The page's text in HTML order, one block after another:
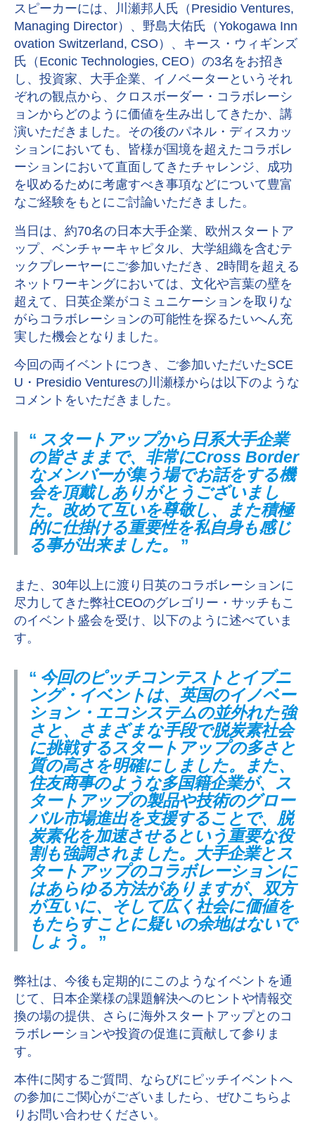
スピーカーには、川瀬邦人氏（Presidio Ventures,
Managing Director）、野島大佑氏（Yokogawa Inn
ovation Switzerland, CSO）、キース・ウィギンズ
氏（Econic Technologies, CEO）の3名をお招き
し、投資家、大手企業、イノベーターというそれ
ぞれの観点から、クロスボーダー・コラボレーシ
ョンからどのように価値を生み出してきたか、講
演いただきました。その後のパネル・ディスカッ
ションにおいても、皆様が国境を超えたコラボレ
ーションにおいて直面してきたチャレンジ、成功
を収めるために考慮すべき事項などについて豊富
なご経験をもとにご討論いただきました。
当日は、約70名の日本大手企業、欧州スタートア
ップ、ベンチャーキャピタル、大学組織を含むテ
ックプレーヤーにご参加いただき、2時間を超える
ネットワーキングにおいては、文化や言葉の壁を
超えて、日英企業がコミュニケーションを取りな
がらコラボレーションの可能性を探るたいへん充
実した機会となりました。
今回の両イベントにつき、ご参加いただいたSCE
U・Presidio Venturesの川瀬様からは以下のような
コメントをいただきました。
スタートアップから日系大手企業
の皆さままで、非常にCross Border
なメンバーが集う場でお話をする機
会を頂戴しありがとうございまし
た。改めて互いを尊敬し、また積極
的に仕掛ける重要性を私自身も感じ
る事が出来ました。
また、30年以上に渡り日英のコラボレーションに
尽力してきた弊社CEOのグレゴリー・サッチもこ
のイベント盛会を受け、以下のように述べていま
す。
今回のピッチコンテストとイブニ
ング・イベントは、英国のイノベー
ション・エコシステムの並外れた強
さと、さまざまな手段で脱炭素社会
に挑戦するスタートアップの多さと
質の高さを明確にしました。また、
住友商事のような多国籍企業が、ス
タートアップの製品や技術のグロー
バル市場進出を支援することで、脱
炭素化を加速させるという重要な役
割も強調されました。大手企業とス
タートアップのコラボレーションに
はあらゆる方法がありますが、双方
が互いに、そして広く社会に価値を
もたらすことに疑いの余地はないで
しょう。
弊社は、今後も定期的にこのようなイベントを通
じて、日本企業様の課題解決へのヒントや情報交
換の場の提供、さらに海外スタートアップとのコ
ラボレーションや投資の促進に貢献して参りま
す。
本件に関するご質問、ならびにピッチイベントへ
の参加にご関心がございましたら、ぜひこちらよ
りお問い合わせください。